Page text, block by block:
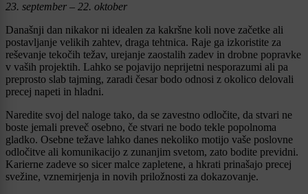
23. september – 22. oktober
Današnji dan nikakor ni idealen za kakršne koli nove začetke ali
postavljanje velikih zahtev, draga tehtnica. Raje ga izkoristite za
reševanje tekočih težav, urejanje zaostalih zadev in drobne popravke
v vaših projektih. Lahko se pojavijo neprijetni nesporazumi ali pa
preprosto slab tajming, zaradi česar bodo odnosi z okolico delovali
precej napeti in hladni.
Naredite svoj del naloge tako, da se zavestno odločite, da stvari ne
boste jemali preveč osebno, če stvari ne bodo tekle popolnoma
gladko. Osebne težave lahko danes nekoliko motijo vaše poslovne
odločitve ali komunikacijo z zunanjim svetom, zato bodite previdni.
Karierne zadeve so sicer malce zapletene, a hkrati prinašajo precej
svežine, vznemirjenja in novih priložnosti za dokazovanje.